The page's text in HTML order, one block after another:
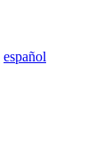
español